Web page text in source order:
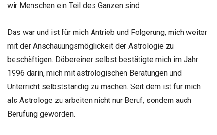
wir Menschen ein Teil des Ganzen sind.
Das war und ist für mich Antrieb und Folgerung, mich weiter
mit der Anschauungsmöglickeit der Astrologie zu
beschäftigen. Döbereiner selbst bestätigte mich im Jahr
1996 darin, mich mit astrologischen Beratungen und
Unterricht selbstständig zu machen. Seit dem ist für mich
als Astrologe zu arbeiten nicht nur Beruf, sondern auch
Berufung geworden.